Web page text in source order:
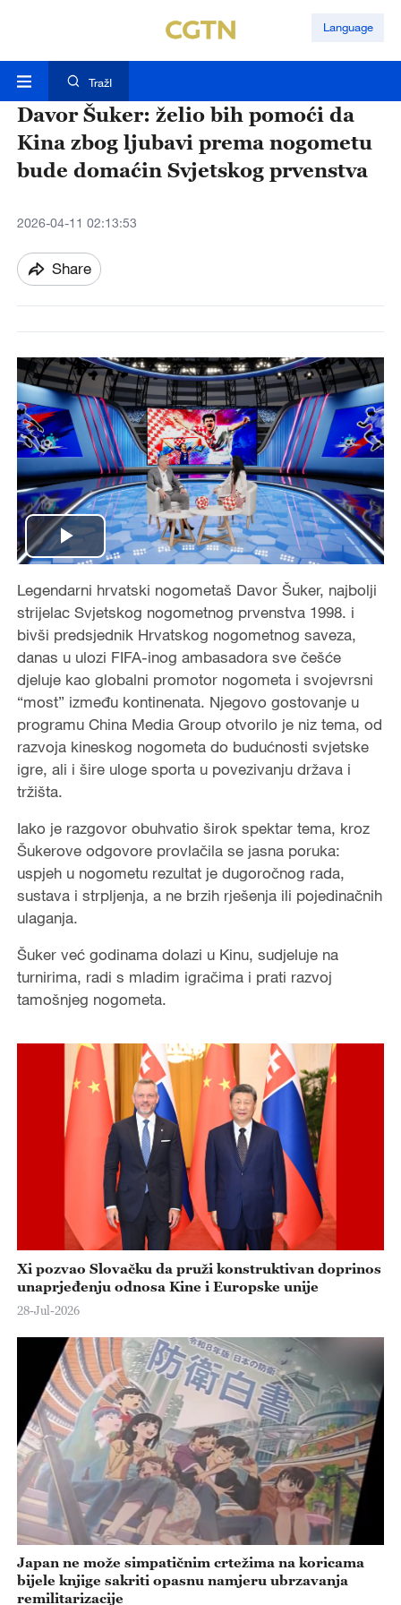
Language
TražI
Davor Šuker: želio bih pomoći da
Kina zbog ljubavi prema nogometu
bude domaćin Svjetskog prvenstva
2026-04-11 02:13:53
Share
P
l
a
y
V
i
e
o
Legendarni hrvatski nogometaš Davor Šuker, najbolji
strijelac Svjetskog nogometnog prvenstva 1998. i
bivši predsjednik Hrvatskog nogometnog saveza,
danas u ulozi FIFA-inog ambasadora sve češće
djeluje kao globalni promotor nogometa i svojevrsni
“most” između kontinenata. Njegovo gostovanje u
programu China Media Group otvorilo je niz tema, od
razvoja kineskog nogometa do budućnosti svjetske
igre, ali i šire uloge sporta u povezivanju država i
tržišta.
Iako je razgovor obuhvatio širok spektar tema, kroz
Šukerove odgovore provlačila se jasna poruka:
uspjeh u nogometu rezultat je dugoročnog rada,
sustava i strpljenja, a ne brzih rješenja ili pojedinačnih
ulaganja.
Šuker već godinama dolazi u Kinu, sudjeluje na
turnirima, radi s mladim igračima i prati razvoj
tamošnjeg nogometa.
Xi pozvao Slovačku da pruži konstruktivan doprinos
unaprjeđenju odnosa Kine i Europske unije
28-Jul-2026
Japan ne može simpatičnim crtežima na koricama
bijele knjige sakriti opasnu namjeru ubrzavanja
remilitarizacije